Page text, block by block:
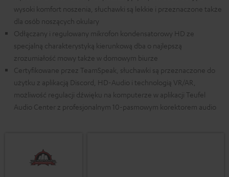
wysoki komfort noszenia, słuchawki są lekkie i przeznaczone także
dla osób noszących okulary
Odłączany i regulowany mikrofon kondensatorowy HD ze
specjalną charakterystyką kierunkową dba o najlepszą
zrozumiałość mowy także w domowym biurze
Certyfikowane przez TeamSpeak, słuchawki są przeznaczone do
użytku z aplikacją Discord, HD-Audio i technologią VR/AR,
możliwość regulacji dźwięku na komputerze w aplikacji Teufel
Audio Center z profesjonalnym 10-pasmowym korektorem audio